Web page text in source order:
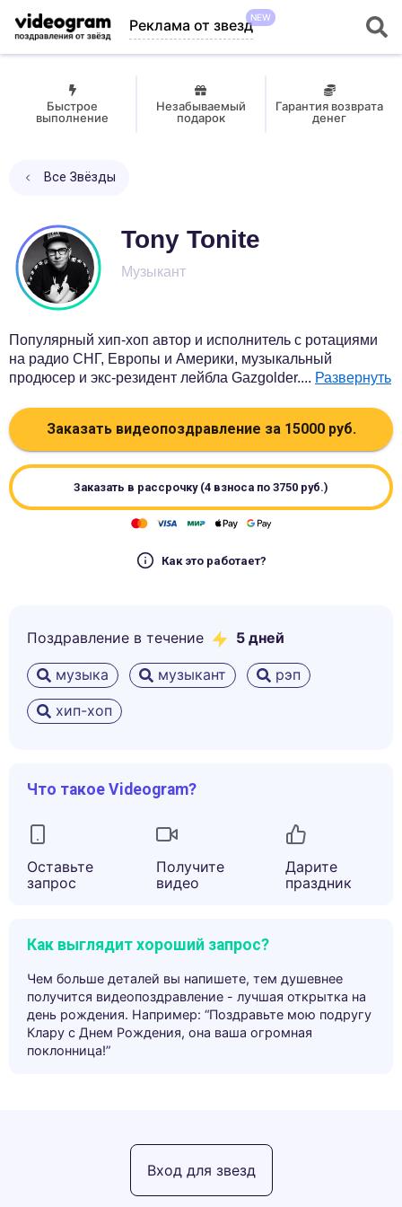
Реклама от звездNEW
Быстрое
выполнение
Незабываемый
подарок
Гарантия возврата
денег
Все Звёзды
Tony Tonite
Музыкант
Популярный хип-хоп автор и исполнитель с ротациями
на радио СНГ, Европы и Америки, музыкальный
продюсер и экс-резидент лейбла Gazgolder.... Развернуть
Заказать видеопоздравление за 15000руб.
Заказать в рассрочку (4 взноса по 3750 руб.)
Как это работает?
Поздравление в течение 5 дней
музыка музыкант
рэп
хип-хоп
Что такое Videogram?
Оставьте
запрос
Получите
видео
Дарите
праздник
Как выглядит хороший запрос?
Чем больше деталей вы напишете, тем душевнее
получится видеопоздравление - лучшая открытка на
день рождения. Например: “Поздравьте мою подругу
Клару с Днем Рождения, она ваша огромная
поклонница!”
Вход для звезд